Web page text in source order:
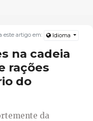
este artigo em: Idioma
na cadeia
rações
do
da